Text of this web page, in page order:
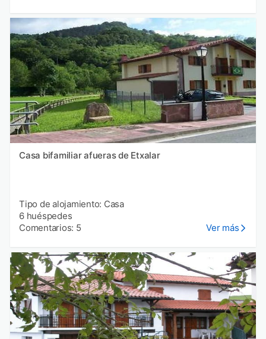
Casa bifamiliar afueras de Etxalar
Tipo de alojamiento: Casa
6 huéspedes
Comentarios: 5
Ver más